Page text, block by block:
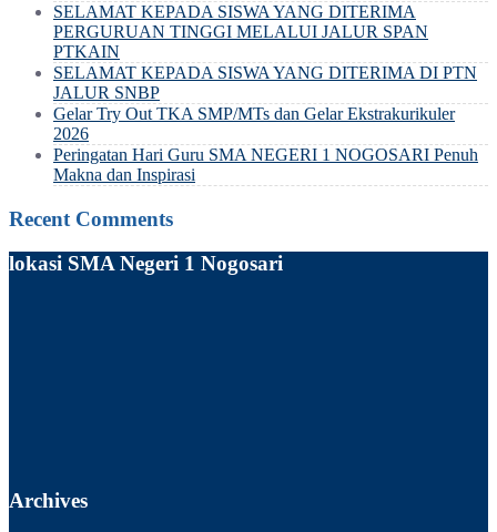
SELAMAT KEPADA SISWA YANG DITERIMA
PERGURUAN TINGGI MELALUI JALUR SPAN
PTKAIN
SELAMAT KEPADA SISWA YANG DITERIMA DI PTN
JALUR SNBP
Gelar Try Out TKA SMP/MTs dan Gelar Ekstrakurikuler
2026
Peringatan Hari Guru SMA NEGERI 1 NOGOSARI Penuh
Makna dan Inspirasi
Recent Comments
lokasi SMA Negeri 1 Nogosari
Archives